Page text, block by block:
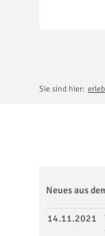
Sie sind hier:
Neues aus
14.11.2021